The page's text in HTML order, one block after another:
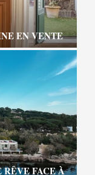
EN VENTE
FACE À